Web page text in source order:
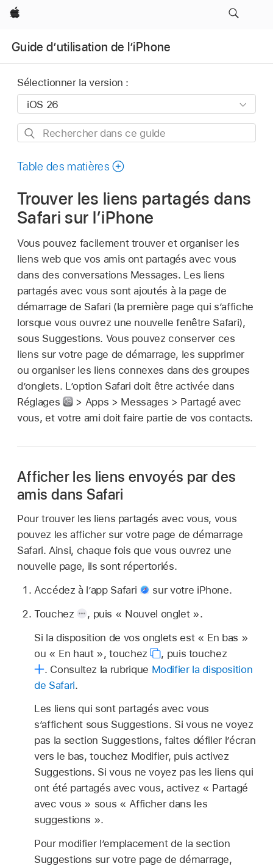
Apple
Guide d’utilisation de l’iPhone
Sélectionner la version :
Rechercher
ce
Table des matières
Trouver les liens partagés dans
Safari sur l’iPhone
Vous pouvez facilement trouver et organiser les
liens web que vos amis ont partagés avec vous
dans des conversations Messages. Les liens
partagés avec vous sont ajoutés à la page de
démarrage de Safari (la première page qui s’affiche
lorsque vous ouvrez une nouvelle fenêtre Safari),
sous Suggestions. Vous pouvez conserver ces
liens sur votre page de démarrage, les supprimer
ou organiser les liens connexes dans des groupes
d’onglets. L’option Safari doit être activée dans
Réglages
> Apps > Messages > Partagé avec
vous, et votre ami doit faire partie de vos contacts.
Afficher les liens envoyés par des
amis dans Safari
Pour trouver les liens partagés avec vous, vous
pouvez les afficher sur votre page de démarrage
Safari. Ainsi, chaque fois que vous ouvrez une
nouvelle page, ils sont répertoriés.
Accédez à l’app Safari
sur votre iPhone.
Touchez
, puis « Nouvel onglet ».
Si la disposition de vos onglets est « En bas »
ou « En haut », touchez
, puis touchez
. Consultez la rubrique Modifier la disposition
de Safari.
Les liens qui sont partagés avec vous
s’affichent sous Suggestions. Si vous ne voyez
pas la section Suggestions, faites défiler l’écran
vers le bas, touchez Modifier, puis activez
Suggestions. Si vous ne voyez pas les liens qui
ont été partagés avec vous, activez « Partagé
avec vous » sous « Afficher dans les
suggestions ».
Pour modifier l’emplacement de la section
Suggestions sur votre page de démarrage,